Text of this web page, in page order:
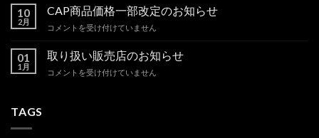
し
せ
キ
ャ
リ
の
商
10
2月
CAP商品価格一部改定のお知らせ
CAP
品
価
格
コメントを受け付けていません
01
1月
取り扱い販売店のお知らせ
取
コメントを受け付けていません
TAGS